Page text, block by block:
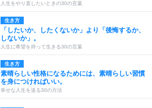
人生をやり直したいときの30の言葉
生き方
「したいか、したくないか」より「後悔するか、
しないか」。
人生に希望を持って生きる30の言葉
生き方
素晴らしい性格になるためには、素晴らしい習慣
を身につければいい。
幸せな人生を送る30の方法